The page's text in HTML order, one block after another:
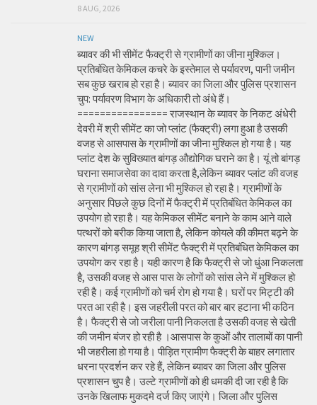
8 AUG, 2026
NEW
ब्यावर की भी सीमेंट फैक्ट्री से ग्रामीणों का जीना मुश्किल।
प्रतिबंधित केमिकल कचरे के इस्तेमाल से पर्यावरण, पानी जमीन
सब कुछ खराब हो रहा है। ब्यावर का जिला और पुलिस प्रशासन
चुप: पर्यावरण विभाग के अधिकारी तो अंधे हैं।
================ राजस्थान के ब्यावर के निकट अंधेरी
देवरी में श्री सीमेंट का जो प्लांट (फैक्ट्री) लगा हुआ है उसकी
वजह से आसपास के ग्रामीणों का जीना मुश्किल हो गया है। यह
प्लांट देश के सुविख्यात बांगड़ औद्योगिक घराने का है। यूं तो बांगड़
घराना समाजसेवा का दावा करता है,लेकिन ब्यावर प्लांट की वजह
से ग्रामीणों को सांस लेना भी मुश्किल हो रहा है। ग्रामीणों के
अनुसार पिछले कुछ दिनों में फैक्ट्री में प्रतिबंधित केमिकल का
उपयोग हो रहा है। यह केमिकल सीमेंट बनाने के काम आने वाले
पत्थरों को बरीक किया जाता है, लेकिन कोयले की कीमत बढ़ने के
कारण बांगड़ समूह श्री सीमेंट फैक्ट्री में प्रतिबंधित केमिकल का
उपयोग कर रहा है। यही कारण है कि फैक्ट्री से जो धुंआ निकलता
है, उसकी वजह से आस पास के लोगों को सांस लेने में मुश्किल हो
रही है। कई ग्रामीणों को चर्म रोग हो गया है। घरों पर मिट्टी की
परत आ रही है। इस जहरीली परत को बार बार हटाना भी कठिन
है। फैक्ट्री से जो जरीला पानी निकलता है उसकी वजह से खेती
की जमीन बंजर हो रही है ।आसपास के कुओं और तालाबों का पानी
भी जहरीला हो गया है। पीड़ित ग्रामीण फैक्ट्री के बाहर लगातार
धरना प्रदर्शन कर रहे हैं, लेकिन ब्यावर का जिला और पुलिस
प्रशासन चुप है। उल्टे ग्रामीणों को ही धमकी दी जा रही है कि
उनके खिलाफ मुकदमे दर्ज किए जाएंगे। जिला और पुलिस